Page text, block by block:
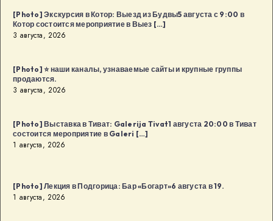
[Photo] Экскурсия в Котор: Выезд из Будвы5 августа с 9:00 в
Котор состоится мероприятие в Выез […]
3 августа, 2026
[Photo] ⭐️ наши каналы, узнаваемые сайты и крупные группы
продаются.
3 августа, 2026
[Photo] Выставка в Тиват: Galerija Tivat1 августа 20:00 в Тиват
состоится мероприятие в Galeri […]
1 августа, 2026
[Photo] Лекция в Подгорица: Бар «Богарт»6 августа в 19.
1 августа, 2026